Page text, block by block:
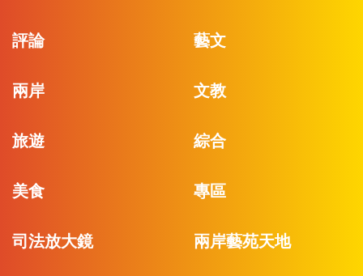
評論 藝文
兩岸 文教
旅遊 綜合
美食 專區
司法放大鏡 兩岸藝苑天地